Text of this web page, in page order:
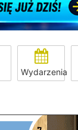
Wydarzenia